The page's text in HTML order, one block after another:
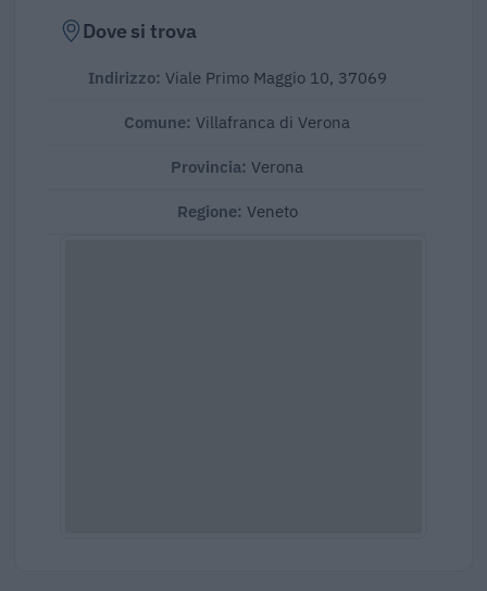
Dove si trova
Indirizzo: Viale Primo Maggio 10, 37069
Comune: Villafranca di Verona
Provincia: Verona
Regione: Veneto